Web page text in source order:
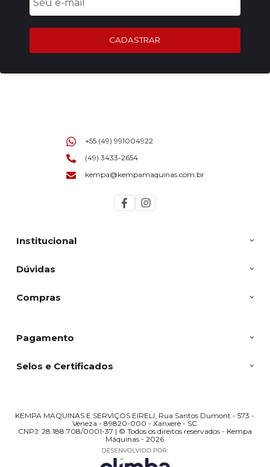
CADASTRAR
Institucional
Dúvidas
Compras
+55 (49) 991004922
(49) 3433-2654
kempa@kempamaquinas.com.br
Pagamento
Selos e Certificados
KEMPA MAQUINAS E SERVIÇOS EIRELI, Rua Santos Dumont - 573 -
Veneza - 89820-000 - Xanxerê - SC
CNPJ: 28.188.708/0001-37 | © Todos os direitos reservados - Kempa
Máquinas - 2026